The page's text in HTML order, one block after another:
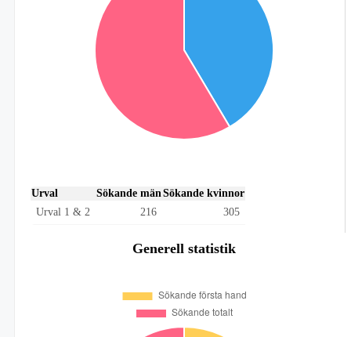
Urval Sökande mänSökande kvinnor
Urval 1 & 2
216 305
Generell statistik